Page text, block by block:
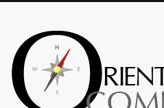
Harald J. Bolsinger